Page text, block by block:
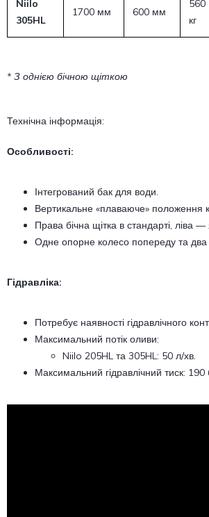
Niilo
305HL
1700 мм 600 мм
560
кг
* З однією бічною щіткою
Технічна інформація:
Особливості:
Інтегрований бак для води.
Вертикальне «плаваюче» положення
Права бічна щітка в стандарті, ліва —
Одне опорне колесо попереду та два
Гідравліка:
Потребує наявності гідравлічного
Максимальний потік оливи:
Niilo 205HL та 305HL: 50 л/хв.
Максимальний гідравлічний тиск: 190